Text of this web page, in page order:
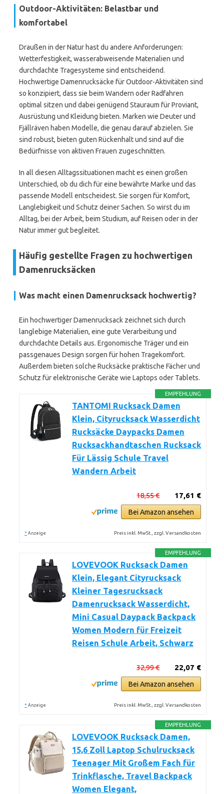
Outdoor-Aktivitäten: Belastbar und
komfortabel
Draußen in der Natur hast du andere Anforderungen:
Wetterfestigkeit, wasserabweisende Materialien und
durchdachte Tragesysteme sind entscheidend.
Hochwertige Damenrucksäcke für Outdoor-Aktivitäten sind
so konzipiert, dass sie beim Wandern oder Radfahren
optimal sitzen und dabei genügend Stauraum für Proviant,
Ausrüstung und Kleidung bieten. Marken wie Deuter und
Fjällräven haben Modelle, die genau darauf abzielen. Sie
sind robust, bieten guten Rückenhalt und sind auf die
Bedürfnisse von aktiven Frauen zugeschnitten.
In all diesen Alltagssituationen macht es einen großen
Unterschied, ob du dich für eine bewährte Marke und das
passende Modell entscheidest. Sie sorgen für Komfort,
Langlebigkeit und Schutz deiner Sachen. So wirst du im
Alltag, bei der Arbeit, beim Studium, auf Reisen oder in der
Natur immer gut begleitet.
Häufig gestellte Fragen zu hochwertigen
Damenrucksäcken
Was macht einen Damenrucksack hochwertig?
Ein hochwertiger Damenrucksack zeichnet sich durch
langlebige Materialien, eine gute Verarbeitung und
durchdachte Details aus. Ergonomische Träger und ein
passgenaues Design sorgen für hohen Tragekomfort.
Außerdem bieten solche Rucksäcke praktische Fächer und
Schutz für elektronische Geräte wie Laptops oder Tablets.
EMPFEHLUNG
TANTOMI Rucksack Damen
Klein, Cityrucksack Wasserdicht
Rucksäcke Daypacks Damen
Rucksackhandtaschen Rucksack
Für Lässig Schule Travel
Wandern Arbeit
17,61 €
18,55 €
Bei Amazon ansehen
* Anzeige Preis inkl. MwSt., zzgl. Versandkosten
EMPFEHLUNG
LOVEVOOK Rucksack Damen
Klein, Elegant Cityrucksack
Kleiner Tagesrucksack
Damenrucksack Wasserdicht,
Mini Casual Daypack Backpack
Women Modern für Freizeit
Reisen Schule Arbeit, Schwarz
22,07 €
32,99 €
Bei Amazon ansehen
* Anzeige Preis inkl. MwSt., zzgl. Versandkosten
EMPFEHLUNG
LOVEVOOK Rucksack Damen,
15,6 Zoll Laptop Schulrucksack
Teenager Mit Großem Fach für
Trinkflasche, Travel Backpack
Women Elegant,